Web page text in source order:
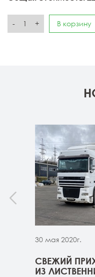
- + В корзину
30 мая 2020г.
СВЕЖИЙ
ИЗ